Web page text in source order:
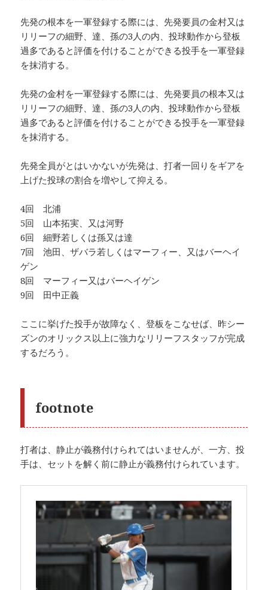
先発の根本を一軍登録する際には、先発要員の金村又は
リリーフの細野、達、孫の3人の内、投球動作から登板
過多であると評価を付けることができる投手を一軍登録
を抹消する。
先発の金村を一軍登録する際には、先発要員の根本又は
リリーフの細野、達、孫の3人の内、投球動作から登板
過多であると評価を付けることができる投手を一軍登録
を抹消する。
先発全員がとはいかないが先発は、打者一回りをギアを
上げた投球の割合を増やして抑える。
4回 北浦
5回 山本拓実、又は河野
6回 細野若しくは孫又は達
7回 池田、ザバラ若しくはマーフィー、又はバーヘイ
ゲン
8回 マーフィー又はバーヘイゲン
9回 田中正義
ここに挙げた投手が故障なく、登板をこなせば、昨シー
ズンのオリックス以上に強力なリリーフスタッフが完成
するだろう。
footnote
打者は、静止が義務付けられてはいませんが、一方、投
手は、セットを解く前に静止が義務付けられています。